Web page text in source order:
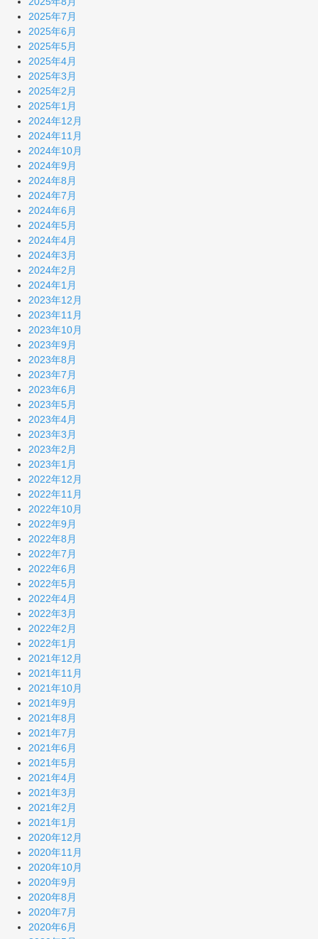
2025年7月
2025年6月
2025年5月
2025年4月
2025年3月
2025年2月
2025年1月
2024年12月
2024年11月
2024年10月
2024年9月
2024年8月
2024年7月
2024年6月
2024年5月
2024年4月
2024年3月
2024年2月
2024年1月
2023年12月
2023年11月
2023年10月
2023年9月
2023年8月
2023年7月
2023年6月
2023年5月
2023年4月
2023年3月
2023年2月
2023年1月
2022年12月
2022年11月
2022年10月
2022年9月
2022年8月
2022年7月
2022年6月
2022年5月
2022年4月
2022年3月
2022年2月
2022年1月
2021年12月
2021年11月
2021年10月
2021年9月
2021年8月
2021年7月
2021年6月
2021年5月
2021年4月
2021年3月
2021年2月
2021年1月
2020年12月
2020年11月
2020年10月
2020年9月
2020年8月
2020年7月
2020年6月